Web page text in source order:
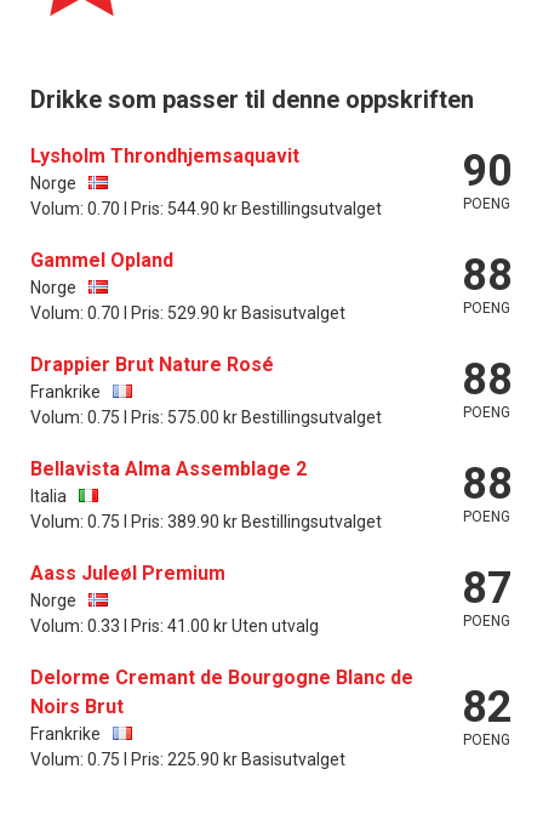
Drikke som passer til denne oppskriften
Lysholm Throndhjemsaquavit
Norge
Volum: 0.70 l Pris: 544.90 kr Bestillingsutvalget
90
POENG
Gammel Opland
Norge
Volum: 0.70 l Pris: 529.90 kr Basisutvalget
88
POENG
Drappier Brut Nature Rosé
Frankrike
Volum: 0.75 l Pris: 575.00 kr Bestillingsutvalget
88
POENG
Bellavista Alma Assemblage 2
Italia
Volum: 0.75 l Pris: 389.90 kr Bestillingsutvalget
88
POENG
Aass Juleøl Premium
Norge
Volum: 0.33 l Pris: 41.00 kr Uten utvalg
87
POENG
Delorme Cremant de Bourgogne Blanc de
Noirs Brut
Frankrike
Volum: 0.75 l Pris: 225.90 kr Basisutvalget
82
POENG